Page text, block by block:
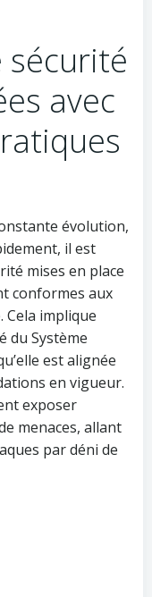
sécurité
avec
évolution,
il est
mises en place
conformes aux
Cela implique
du Système
est alignée
en vigueur.
exposer
menaces, allant
par déni de